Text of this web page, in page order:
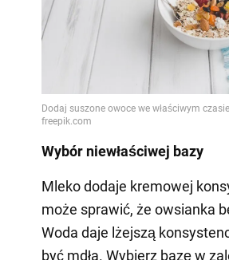
Wybór niewłaściwej bazy
Mleko dodaje kremowej
może sprawić, że owsianka
Woda daje lżejszą
być mdła. Wybierz bazę w